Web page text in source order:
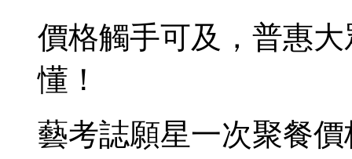
價格觸手可及，普惠
懂！
藝考誌願星一次聚餐